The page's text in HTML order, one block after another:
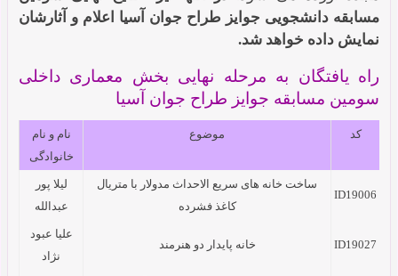
مسابقه دانشجویی جوایز طراح جوان آسیا اعلام و آثارشان
نمایش داده خواهد شد.
راه یافتگان به مرحله نهایی بخش معماری داخلی
سومین مسابقه جوایز طراح جوان آسیا
کد موضوع
نام و نام
خانوادگی
ID19006
ساخت خانه های سریع الاحداث مدولار با متریال
کاغذ فشرده
لیلا پور
عبدالله
ID19027 خانه پایدار دو هنرمند
علیا عبود
نژاد